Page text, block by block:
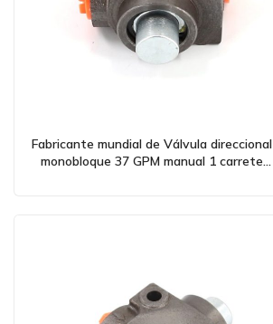
Fabricante mundial de Válvula direccional
monobloque 37 GPM manual 1 carrete